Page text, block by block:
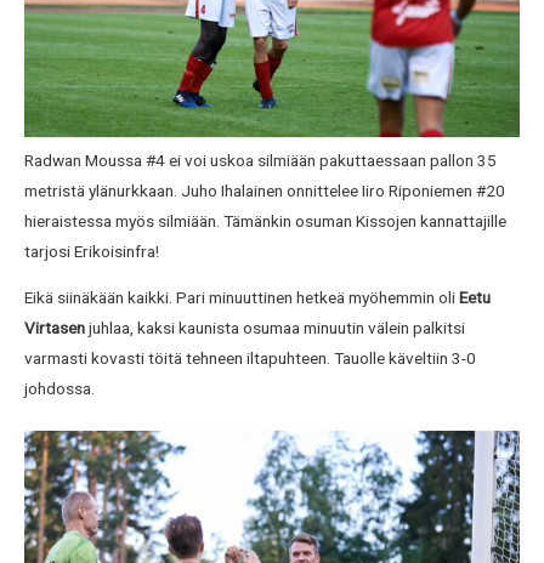
Radwan Moussa #4 ei voi uskoa silmiään pakuttaessaan pallon 35
metristä ylänurkkaan. Juho Ihalainen onnittelee Iiro Riponiemen #20
hieraistessa myös silmiään. Tämänkin osuman Kissojen kannattajille
tarjosi Erikoisinfra!
Eikä siinäkään kaikki. Pari minuuttinen hetkeä myöhemmin oliEetu
Virtasenjuhlaa, kaksi kaunista osumaa minuutin välein palkitsi
varmasti kovasti töitä tehneen iltapuhteen. Tauolle käveltiin 3-0
johdossa.